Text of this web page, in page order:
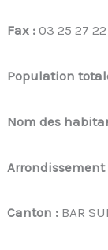
Fax :03 25 27 22
Population
Nom des
Arrondissement
Canton : BAR